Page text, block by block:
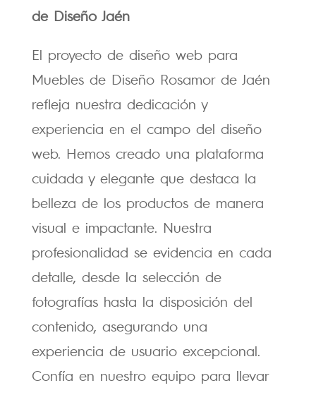
de Diseño Jaén
El proyecto de diseño web para
Muebles de Diseño Rosamor de Jaén
refleja nuestra dedicación y
experiencia en el campo del diseño
web. Hemos creado una plataforma
cuidada y elegante que destaca la
belleza de los productos de manera
visual e impactante. Nuestra
profesionalidad se evidencia en cada
detalle, desde la selección de
fotografías hasta la disposición del
contenido, asegurando una
experiencia de usuario excepcional.
Confía en nuestro equipo para llevar